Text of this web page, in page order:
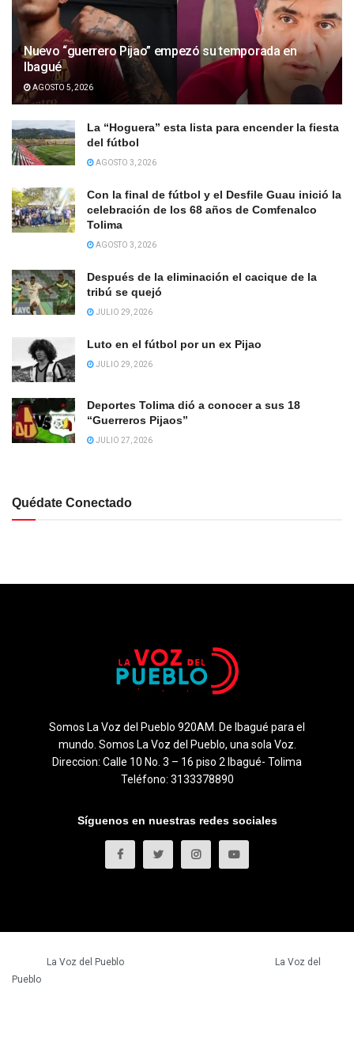
Nuevo “guerrero Pijao” empezó su temporada en
Ibagué
AGOSTO 5, 2026
La “Hoguera” esta lista para encender la fiesta
del fútbol
AGOSTO 3, 2026
Con la final de fútbol y el Desfile Guau inició la
celebración de los 68 años de Comfenalco
Tolima
AGOSTO 3, 2026
Después de la eliminación el cacique de la
tribú se quejó
JULIO 29, 2026
Luto en el fútbol por un ex Pijao
JULIO 29, 2026
Deportes Tolima dió a conocer a sus 18
“Guerreros Pijaos”
JULIO 27, 2026
Quédate Conectado
Somos La Voz del Pueblo 920AM. De Ibagué para el
mundo. Somos La Voz del Pueblo, una sola Voz.
Direccion: Calle 10 No. 3 – 16 piso 2 Ibagué- Tolima
Teléfono: 3133378890
Síguenos en nuestras redes sociales
La Voz del Pueblo
La Voz del
Pueblo